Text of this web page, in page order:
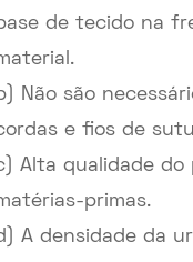
de tecido na
Não são
e fios de
Alta qualidade do
primas.
A densidade da